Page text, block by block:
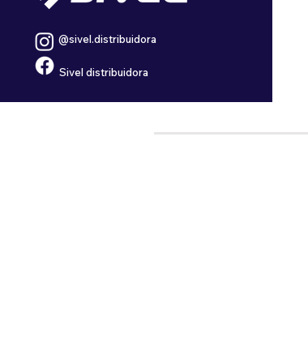
@sivel.distribuidora
Sivel distribuidora